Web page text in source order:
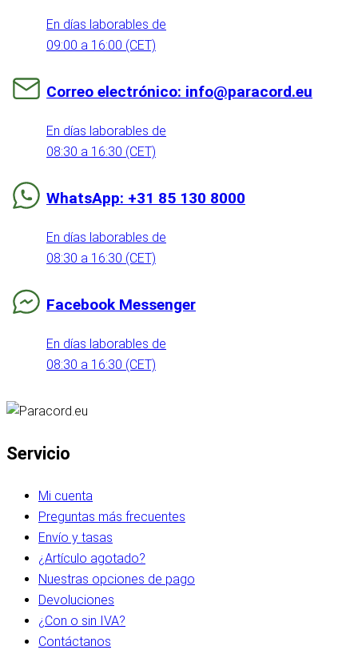
En días laborables de
09:00 a 16:00 (CET)
Correo electrónico: info@paracord.eu
En días laborables de
08:30 a 16:30 (CET)
WhatsApp: +31 85 130 8000
En días laborables de
08:30 a 16:30 (CET)
Facebook Messenger
En días laborables de
08:30 a 16:30 (CET)
Servicio
Mi cuenta
Preguntas más frecuentes
Envío y tasas
¿Artículo agotado?
Nuestras opciones de pago
Devoluciones
¿Con o sin IVA?
Contáctanos